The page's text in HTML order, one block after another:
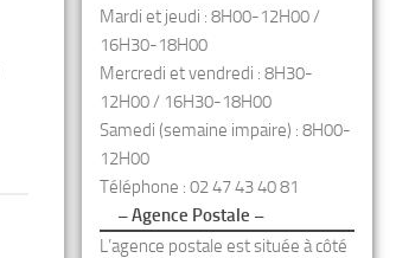
Mardi et jeudi : 8H00-12H00 /
16H30-18H00
Mercredi et vendredi : 8H30-
12H00 / 16H30-18H00
Samedi (semaine impaire) : 8H00-
12H00
Téléphone : 02 47 43 40 81
– Agence Postale –
L’agence postale est située à côté